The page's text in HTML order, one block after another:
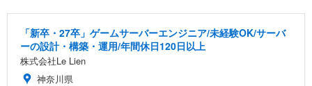
「新卒・27卒」ゲームサーバーエンジニア/未経験OK/サーバ
ーの設計・構築・運用/年間休日120日以上
株式会社Le Lien
神奈川県